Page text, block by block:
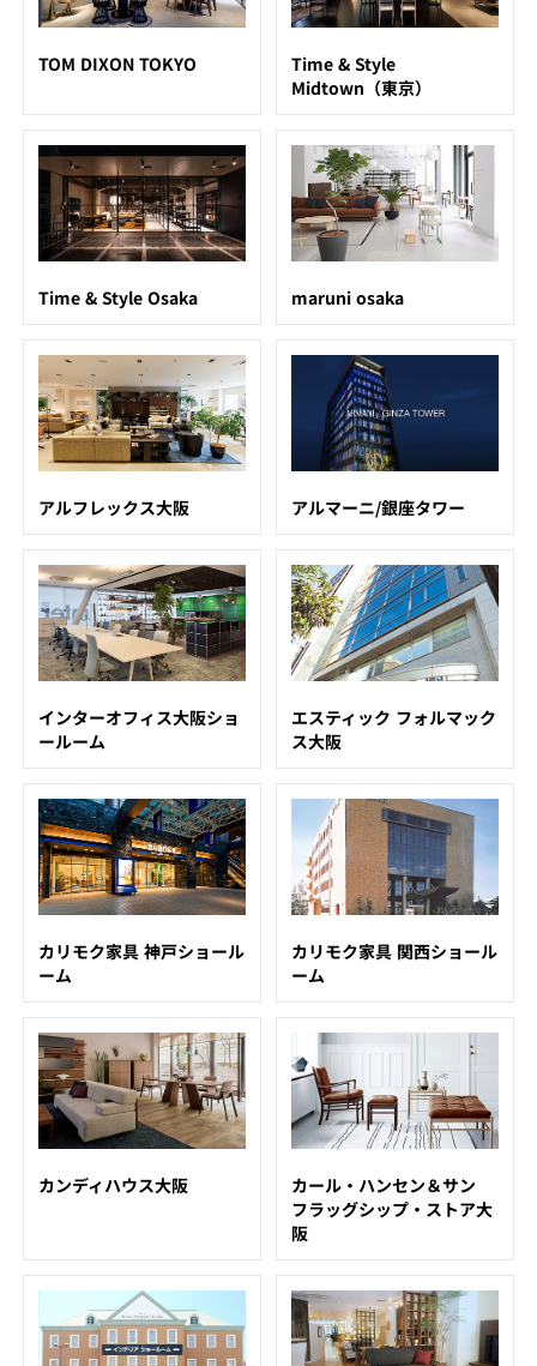
TOM DIXON TOKYO
Time & Style
Midtown（東京）
Time & Style Osaka maruni osaka
アルフレックス大阪 アルマーニ/銀座タワー
インターオフィス大阪ショ
ールーム
エスティック フォルマック
ス大阪
カリモク家具 神戸ショール
ーム
カリモク家具 関西ショール
ーム
カンディハウス大阪
カール・ハンセン＆サン
フラッグシップ・ストア大
阪